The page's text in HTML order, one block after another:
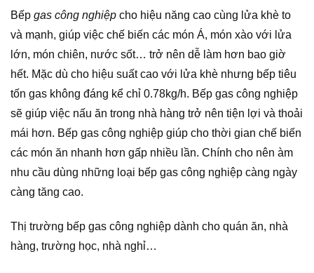
Bếp gas công nghiệp cho hiệu năng cao cùng lửa khè to
và mạnh, giúp việc chế biến các món Á, món xào với lửa
lớn, món chiên, nước sốt… trở nên dễ làm hơn bao giờ
hết. Mặc dù cho hiệu suất cao với lửa khè nhưng bếp tiêu
tốn gas không đáng kể chỉ 0.78kg/h. Bếp gas công nghiệp
sẽ giúp việc nấu ăn trong nhà hàng trở nên tiện lợi và thoải
mái hơn. Bếp gas công nghiệp giúp cho thời gian chế biến
các món ăn nhanh hơn gấp nhiều lần. Chính cho nên àm
nhu cầu dùng những loại bếp gas công nghiệp càng ngày
càng tăng cao.
Thị trường bếp gas công nghiệp dành cho quán ăn, nhà
hàng, trường học, nhà nghỉ…